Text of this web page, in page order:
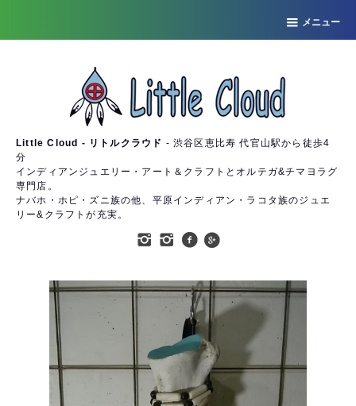
メニュー
Little Cloud - リトルクラウド - 渋谷区恵比寿 代官山駅から徒歩4
分
インディアンジュエリー・アート＆クラフトとオルテガ&チマヨラグ
専門店。
ナバホ・ホピ・ズニ族の他、平原インディアン・ラコタ族のジュエ
リー&クラフトが充実。